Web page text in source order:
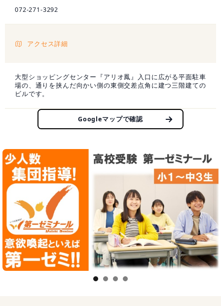
072-271-3292
アクセス詳細
大型ショッピングセンター『アリオ鳳』入口に広がる平面駐車
場の、通りを挟んだ向かい側の東側交差点角に建つ三階建ての
ビルです。
Googleマップで確認
1 2 3